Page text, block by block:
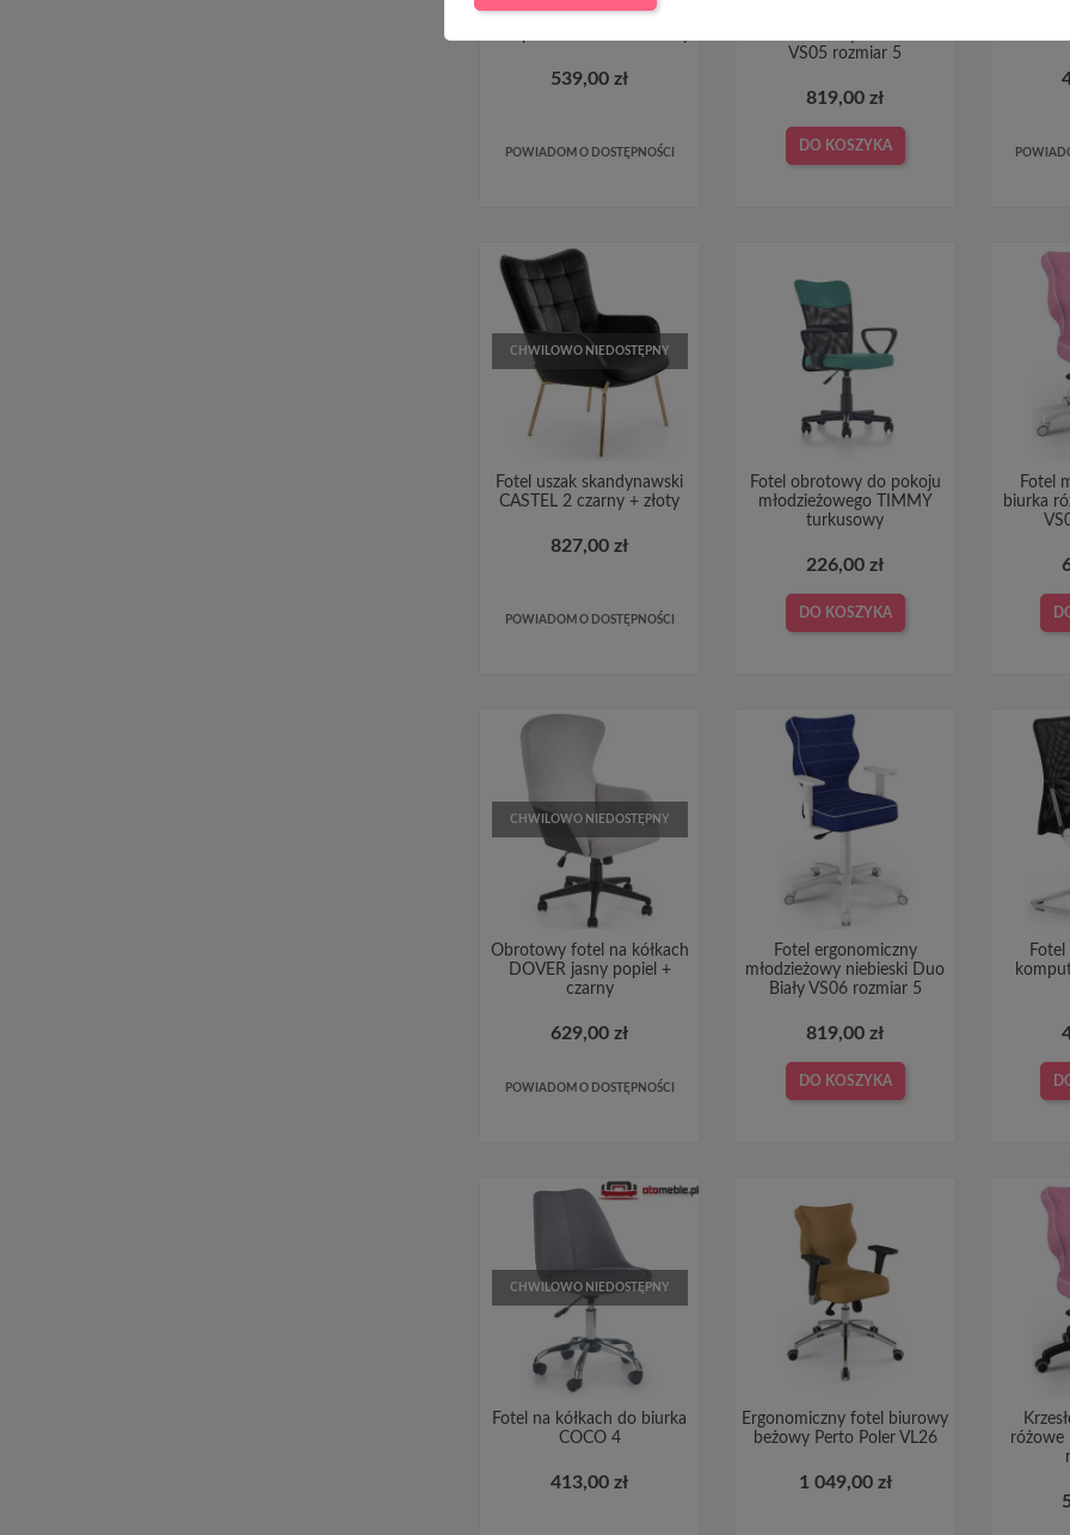
Fotele obrotowe do
539,00 zł
POWIADOM O DOSTĘPNOŚCI
VS05 rozmiar 5
819,00 zł
DO KOSZYKA
CHWILOWO NIEDOSTĘPNY
Fotel uszak skandynawski
CASTEL 2 czarny + złoty
827,00 zł
POWIADOM O DOSTĘPNOŚCI
Fotel obrotowy do pokoju
młodzieżowego TIMMY
turkusowy
226,00 zł
DO KOSZYKA
Fotel
biurka
CHWILOWO NIEDOSTĘPNY
Obrotowy fotel na kółkach
DOVER jasny popiel +
czarny
629,00 zł
POWIADOM O DOSTĘPNOŚCI
Fotel ergonomiczny
młodzieżowy niebieski Duo
Biały VS06 rozmiar 5
819,00 zł
DO KOSZYKA
CHWILOWO NIEDOSTĘPNY
Fotel na kółkach do biurka
COCO 4
413,00 zł
Ergonomiczny fotel biurowy
beżowy Perto Poler VL26
1 049,00 zł
różowe